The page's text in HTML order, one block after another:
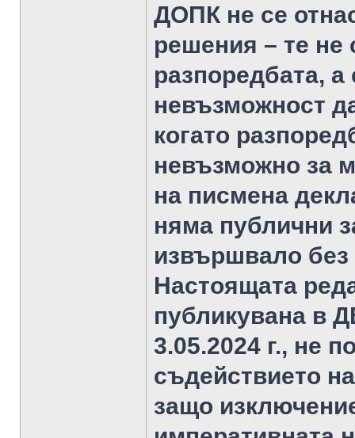
ДОПК не се
решения – те не
разпоредбата,
невъзможност
когато
невъзможно за
на писмена
няма публични
извършвало без
Настоящата
публикувана в
3.05.2024 г., не
съдействието
защо